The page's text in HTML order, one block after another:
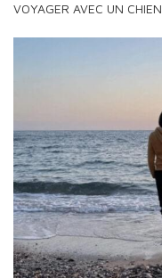
VOYAGER AVEC UN CHIEN